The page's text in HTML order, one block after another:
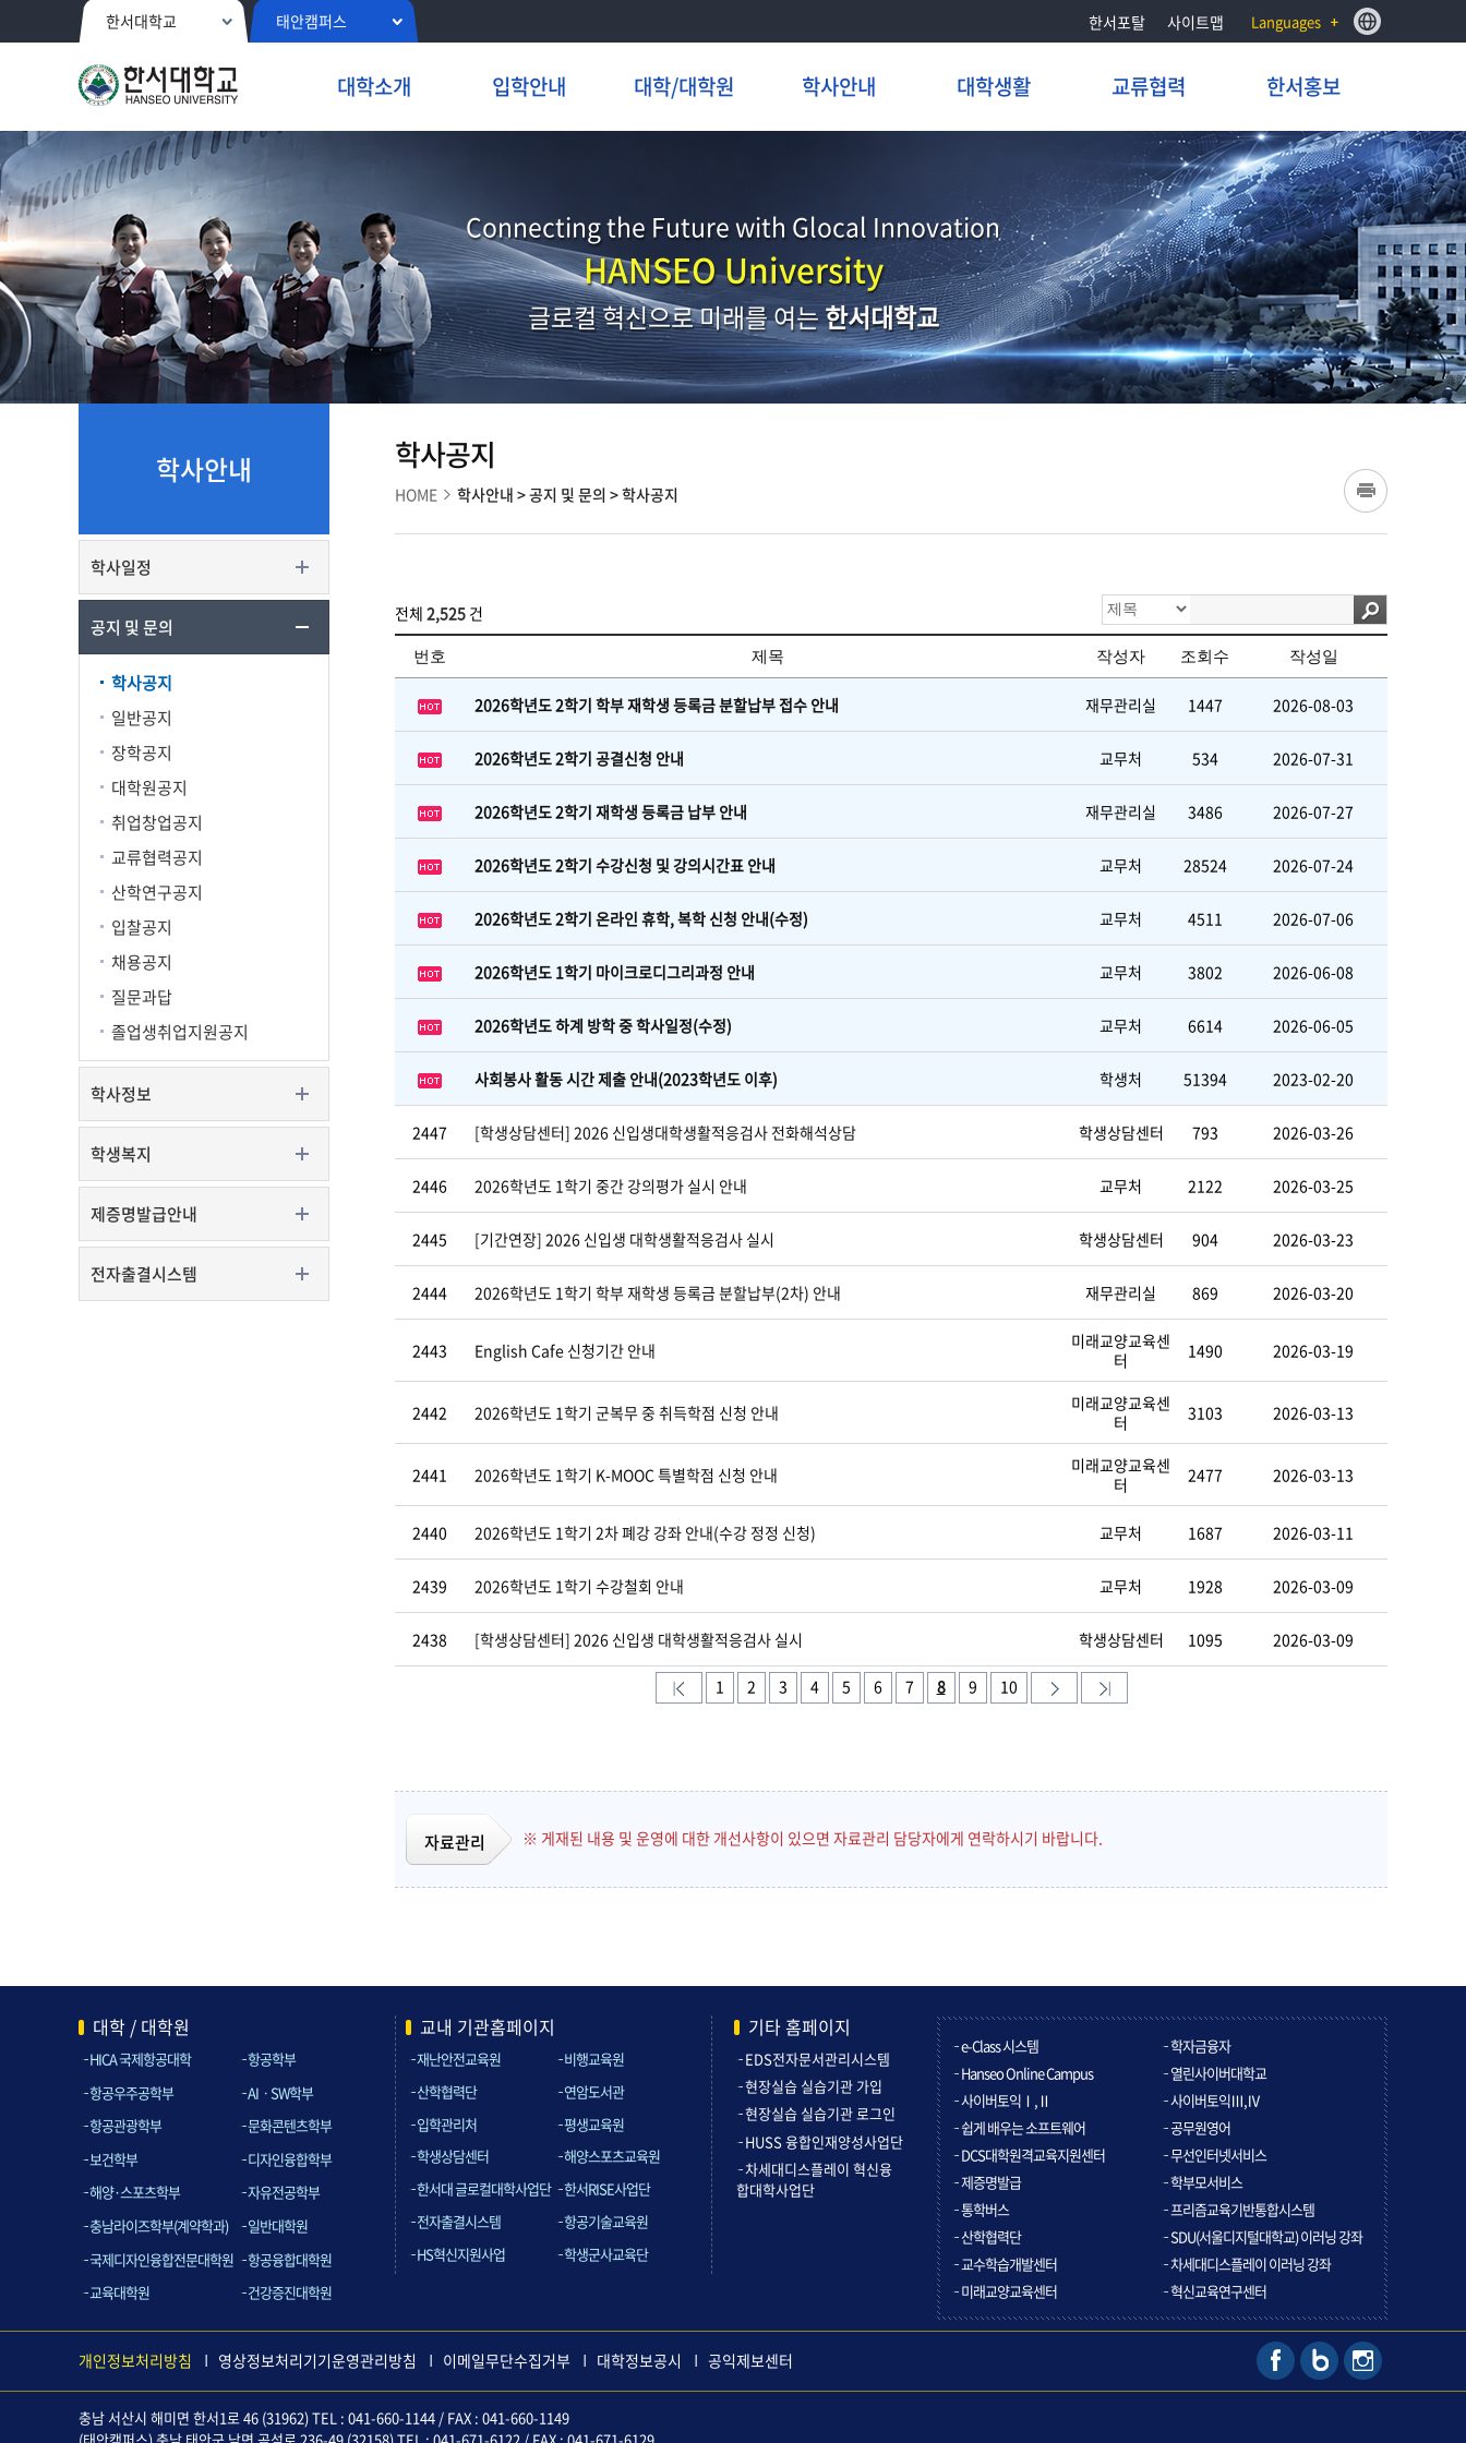
한서대학교 태안캠퍼스 한서포탈 사이트맵 Languages
대학소개 입학안내 대학/대학원 학사안내 대학생활 교류협력 한서홍보
Connecting the Future with Glocal Innovation
HANSEO University
글로컬 혁신으로 미래를 여는한서대학교
학사안내
학사일정
공지 및 문의
학사공지
일반공지
장학공지
대학원공지
취업창업공지
교류협력공지
산학연구공지
입찰공지
채용공지
질문과답
졸업생취업지원공지
학사정보
학생복지
제증명발급안내
전자출결시스템
학사공지
HOME 학사안내 >공지 및 문의 >학사공지
전체 2,525 건
번호 제목 작성자 조회수 작성일
2026학년도 2학기 학부 재학생 등록금 분할납부 접수 안내 재무관리실 1447 2026-08-03
2026학년도 2학기 공결신청 안내 교무처 534 2026-07-31
2026학년도 2학기 재학생 등록금 납부 안내 재무관리실 3486 2026-07-27
2026학년도 2학기 수강신청 및 강의시간표 안내 교무처 28524 2026-07-24
2026학년도 2학기 온라인 휴학, 복학 신청 안내(수정) 교무처 4511 2026-07-06
2026학년도 1학기 마이크로디그리과정 안내 교무처 3802 2026-06-08
2026학년도 하계 방학 중 학사일정(수정) 교무처 6614 2026-06-05
사회봉사 활동 시간 제출 안내(2023학년도 이후) 학생처 51394 2023-02-20
2447 [학생상담센터] 2026 신입생대학생활적응검사 전화해석상담 학생상담센터 793 2026-03-26
2446 2026학년도 1학기 중간 강의평가 실시 안내 교무처 2122 2026-03-25
2445 [기간연장] 2026 신입생 대학생활적응검사 실시 학생상담센터 904 2026-03-23
2444 2026학년도 1학기 학부 재학생 등록금 분할납부(2차) 안내 재무관리실 869 2026-03-20
2443 English Cafe 신청기간 안내
미래교양교육센
터
1490 2026-03-19
2442 2026학년도 1학기 군복무 중 취득학점 신청 안내
미래교양교육센
터
3103 2026-03-13
2441 2026학년도 1학기 K-MOOC 특별학점 신청 안내
미래교양교육센
터
2477 2026-03-13
2440 2026학년도 1학기 2차 폐강 강좌 안내(수강 정정 신청) 교무처 1687 2026-03-11
2439 2026학년도 1학기 수강철회 안내 교무처 1928 2026-03-09
2438 [학생상담센터] 2026 신입생 대학생활적응검사 실시 학생상담센터 1095 2026-03-09
1 2 3 4 5 6 7 8 9 10
자료관리 ※ 게재된 내용 및 운영에 대한 개선사항이 있으면 자료관리 담당자에게 연락하시기 바랍니다.
대학 / 대학원
HICA 국제항공대학
항공학부
항공우주공학부
AIㆍSW학부
항공관광학부
문화콘텐츠학부
보건학부
디자인융합학부
해양·스포츠학부
자유전공학부
충남라이즈학부(계약학과)
일반대학원
국제디자인융합전문대학원
항공융합대학원
교육대학원
건강증진대학원
교내 기관홈페이지
재난안전교육원
비행교육원
산학협력단
연암도서관
입학관리처
평생교육원
학생상담센터
해양스포츠교육원
한서대 글로컬대학사업단
한서RISE사업단
전자출결시스템
항공기술교육원
HS혁신지원사업
학생군사교육단
기타 홈페이지
EDS전자문서관리시스템
현장실습 실습기관 가입
현장실습 실습기관 로그인
HUSS 융합인재양성사업단
차세대디스플레이 혁신융
합대학사업단
e-Class 시스템
학자금융자
Hanseo Online Campus
열린사이버대학교
사이버토익Ⅰ,Ⅱ
사이버토익Ⅲ,Ⅳ
쉽게 배우는 소프트웨어
공무원영어
DCS대학원격교육지원센터
무선인터넷서비스
제증명발급
학부모서비스
통학버스
프리즘교육기반통합시스템
산학협력단
SDU(서울디지털대학교) 이러닝 강좌
교수학습개발센터
차세대디스플레이 이러닝 강좌
미래교양교육센터
혁신교육연구센터
개인정보처리방침 영상정보처리기기운영관리방침 이메일무단수집거부 대학정보공시 공익제보센터
충남 서산시 해미면 한서1로 46 (31962) TEL : 041-660-1144 / FAX : 041-660-1149